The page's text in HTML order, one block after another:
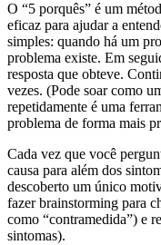
O “5 porquês” é um
eficaz para ajudar a
simples: quando há um
problema existe. Em
resposta que obteve.
vezes. (Pode soar como
repetidamente é uma
problema de forma mais
Cada vez que você
causa para além dos
descoberto um único
fazer brainstorming para
como “contramedida”) e
sintomas).